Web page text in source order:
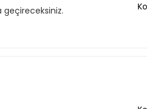
geçireceksiniz.
ulaştın!